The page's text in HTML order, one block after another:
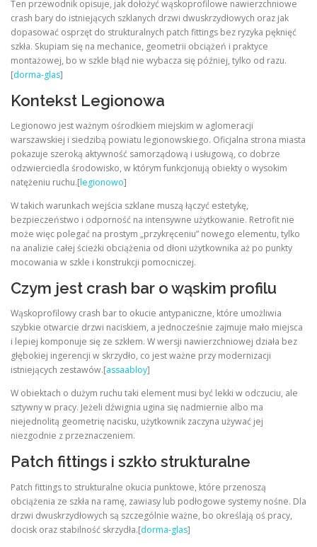
Ten przewodnik opisuje, jak dołożyć wąskoprofilowe nawierzchniowe
crash bary do istniejących szklanych drzwi dwuskrzydłowych oraz jak
dopasować osprzęt do strukturalnych patch fittings bez ryzyka pęknięć
szkła. Skupiam się na mechanice, geometrii obciążeń i praktyce
montażowej, bo w szkle błąd nie wybacza się później, tylko od razu.
[dorma-glas]
Kontekst Legionowa
Legionowo jest ważnym ośrodkiem miejskim w aglomeracji
warszawskiej i siedzibą powiatu legionowskiego. Oficjalna strona miasta
pokazuje szeroką aktywność samorządową i usługową, co dobrze
odzwierciedla środowisko, w którym funkcjonują obiekty o wysokim
natężeniu ruchu.[legionowo]
W takich warunkach wejścia szklane muszą łączyć estetykę,
bezpieczeństwo i odporność na intensywne użytkowanie. Retrofit nie
może więc polegać na prostym „przykręceniu” nowego elementu, tylko
na analizie całej ścieżki obciążenia od dłoni użytkownika aż po punkty
mocowania w szkle i konstrukcji pomocniczej.
Czym jest crash bar o wąskim profilu
Wąskoprofilowy crash bar to okucie antypaniczne, które umożliwia
szybkie otwarcie drzwi naciskiem, a jednocześnie zajmuje mało miejsca
i lepiej komponuje się ze szkłem. W wersji nawierzchniowej działa bez
głębokiej ingerencji w skrzydło, co jest ważne przy modernizacji
istniejących zestawów.[assaabloy]
W obiektach o dużym ruchu taki element musi być lekki w odczuciu, ale
sztywny w pracy. Jeżeli dźwignia ugina się nadmiernie albo ma
niejednolitą geometrię nacisku, użytkownik zaczyna używać jej
niezgodnie z przeznaczeniem.
Patch fittings i szkło strukturalne
Patch fittings to strukturalne okucia punktowe, które przenoszą
obciążenia ze szkła na ramę, zawiasy lub podłogowe systemy nośne. Dla
drzwi dwuskrzydłowych są szczególnie ważne, bo określają oś pracy,
docisk oraz stabilność skrzydła.[dorma-glas]